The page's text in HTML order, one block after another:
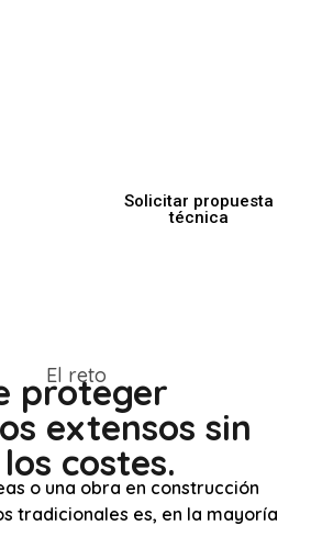
Solicitar propuesta
técnica
El reto
proteger
extensos sin
costes.
o una obra en construcción
tradicionales es, en la mayoría